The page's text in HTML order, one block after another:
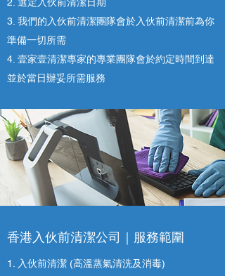
3. 我們的入伙前清潔團隊會於入伙前清潔前為你
準備一切所需
4. ​壹家壹清潔專家的專業團隊會於約定時間到達
並於當日辦妥所需服務
香港入伙前清潔公司｜ 服務範圍
1. 入伙前清潔 (高溫蒸氣清洗及消毒)